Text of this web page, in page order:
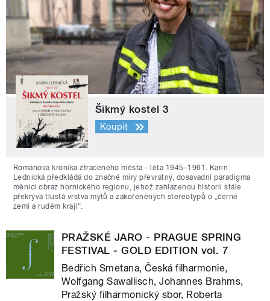
Šikmý kostel 3
Koupit
Románová kronika ztraceného města - léta 1945–1961. Karin
Lednická předkládá do značné míry převratný, dosavadní paradigma
měnící obraz hornického regionu, jehož zahlazenou historii stále
překrývá tlustá vrstva mýtů a zakořeněných stereotypů o „černé
zemi a rudém kraji“.
PRAŽSKÉ JARO - PRAGUE SPRING
FESTIVAL - GOLD EDITION vol. 7
Bedřich Smetana, Česká filharmonie,
Wolfgang Sawallisch, Johannes Brahms,
Pražský filharmonický sbor, Roberta